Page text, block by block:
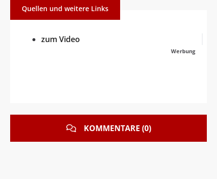
Quellen und weitere Links
zum Video
Werbung
KOMMENTARE (0)